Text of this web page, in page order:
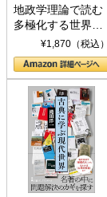
地政学理論で読む
多極化する世界：
トランプとBRICS
の挑戦
¥1,870（税込）